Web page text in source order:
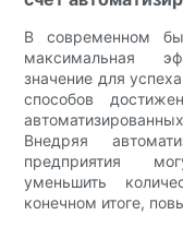
В современном
максимальная
значение для
способов
Внедряя
предприятия
уменьшить
конечном итоге,